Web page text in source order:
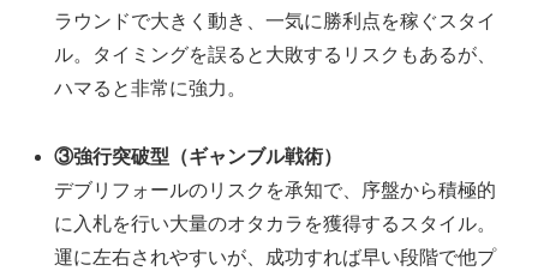
ラウンドで大きく動き、一気に勝利点を稼ぐスタイ
ル。タイミングを誤ると大敗するリスクもあるが、
ハマると非常に強力。
③強行突破型（ギャンブル戦術）
デブリフォールのリスクを承知で、序盤から積極的
に入札を行い大量のオタカラを獲得するスタイル。
運に左右されやすいが、成功すれば早い段階で他プ